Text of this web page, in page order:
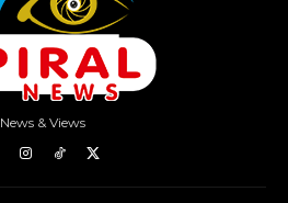
News & Views